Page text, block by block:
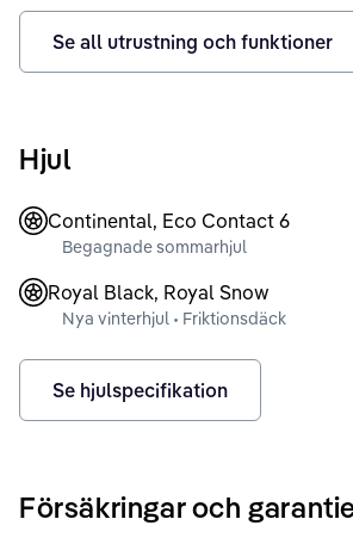
Se all utrustning och funktioner
Hjul
Continental, Eco Contact 6
Begagnade sommarhjul
Royal Black, Royal Snow
Nya vinterhjul • Friktionsdäck
Se hjulspecifikation
Försäkringar och